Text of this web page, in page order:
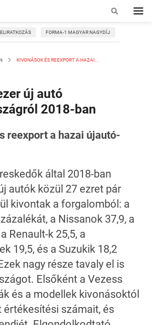
FORMA-1 MAGYAR NAGYDÍJ
KIVONÁSOK ÉS REEXPORT A HAZAI...
új autó
2018-ban
reexport a hazai újautó-
által 2018-ban
autók közül 27 ezret pár
kivontak a forgalomból: a
a Nissanok 37,9, a
Renault-k 25,5, a
19,5, és a Suzukik 18,2
nagy része tavaly el is
Elsőként a Vezess
és a modellek kivonásoktól
számait, és